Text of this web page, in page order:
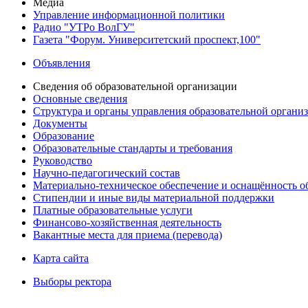
Медиа
Управление информационной политики
Радио "УТРо ВолГУ"
Газета "Форум. Университетский проспект,100"
Объявления
Сведения об образовательной организации
Основные сведения
Структура и органы управления образовательной
Документы
Образование
Образовательные стандарты и требования
Руководство
Научно-педагогический состав
Материально-техническое обеспечение и оснащённость
Стипендии и иные виды материальной поддержки
Платные образовательные услуги
Финансово-хозяйственная деятельность
Вакантные места для приема (перевода)
Карта сайта
Выборы ректора